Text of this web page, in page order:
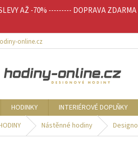
AŽ -70% --------- DOPRAVA
online.cz
HODINKY INTERIÉROVÉ DOPLŇKY
Nástěnné hodiny